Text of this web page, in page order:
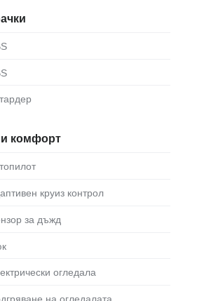
и комфорт
круиз контрол
за дъжд
огледала